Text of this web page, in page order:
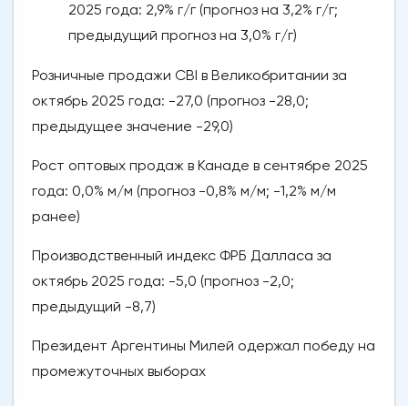
2025 года: 2,9% г/г (прогноз на 3,2% г/г;
предыдущий прогноз на 3,0% г/г)
Розничные продажи CBI в Великобритании за
октябрь 2025 года: -27,0 (прогноз -28,0;
предыдущее значение -29,0)
Рост оптовых продаж в Канаде в сентябре 2025
года: 0,0% м/м (прогноз -0,8% м/м; -1,2% м/м
ранее)
Производственный индекс ФРБ Далласа за
октябрь 2025 года: -5,0 (прогноз -2,0;
предыдущий -8,7)
Президент Аргентины Милей одержал победу на
промежуточных выборах